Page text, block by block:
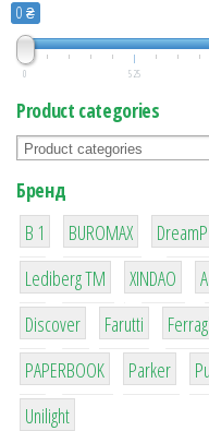
0 ₴
0 525
Product categories
Бренд
B 1
1
BUROMAX
1
3
Lediberg ТМ
3
XINDAO
64
Discover
299
Farutti
4
8
PAPERBOOK
6
Parker
1
Unilight